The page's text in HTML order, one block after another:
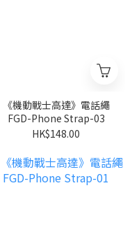
《機動戰士高達》電話繩
FGD-Phone Strap-03
HK$148.00